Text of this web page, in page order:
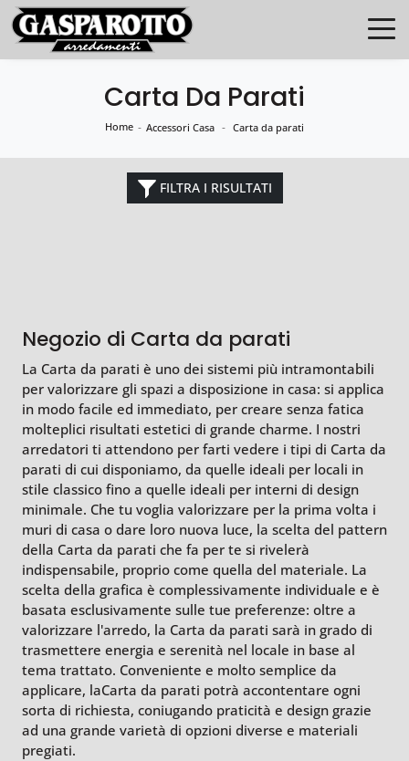
Carta Da Parati
Home - Accessori Casa - Carta da parati
FILTRA I RISULTATI
Negozio di Carta da parati
La Carta da parati è uno dei sistemi più intramontabili
per valorizzare gli spazi a disposizione in casa: si applica
in modo facile ed immediato, per creare senza fatica
molteplici risultati estetici di grande charme. I nostri
arredatori ti attendono per farti vedere i tipi di Carta da
parati di cui disponiamo, da quelle ideali per locali in
stile classico fino a quelle ideali per interni di design
minimale. Che tu voglia valorizzare per la prima volta i
muri di casa o dare loro nuova luce, la scelta del pattern
della Carta da parati che fa per te si rivelerà
indispensabile, proprio come quella del materiale. La
scelta della grafica è complessivamente individuale e è
basata esclusivamente sulle tue preferenze: oltre a
valorizzare l'arredo, la Carta da parati sarà in grado di
trasmettere energia e serenità nel locale in base al
tema trattato. Conveniente e molto semplice da
applicare, laCarta da parati potrà accontentare ogni
sorta di richiesta, coniugando praticità e design grazie
ad una grande varietà di opzioni diverse e materiali
pregiati.